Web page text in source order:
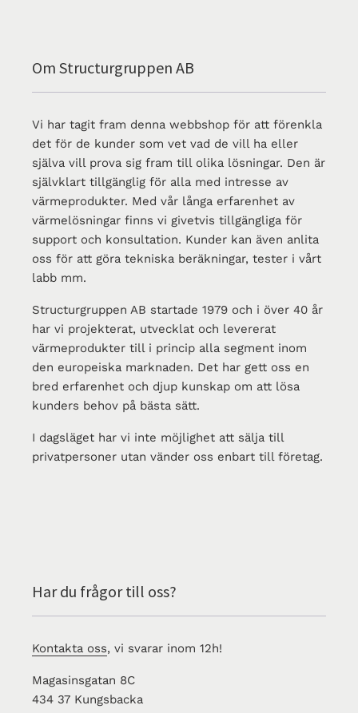
Om Structurgruppen AB
Vi har tagit fram denna webbshop för att förenkla
det för de kunder som vet vad de vill ha eller
själva vill prova sig fram till olika lösningar. Den är
självklart tillgänglig för alla med intresse av
värmeprodukter. Med vår långa erfarenhet av
värmelösningar finns vi givetvis tillgängliga för
support och konsultation. Kunder kan även anlita
oss för att göra tekniska beräkningar, tester i vårt
labb mm.
Structurgruppen AB startade 1979 och i över 40 år
har vi projekterat, utvecklat och levererat
värmeprodukter till i princip alla segment inom
den europeiska marknaden. Det har gett oss en
bred erfarenhet och djup kunskap om att lösa
kunders behov på bästa sätt.
I dagsläget har vi inte möjlighet att sälja till
privatpersoner utan vänder oss enbart till företag.
Har du frågor till oss?
Kontakta oss, vi svarar inom 12h!
Magasinsgatan 8C
434 37 Kungsbacka